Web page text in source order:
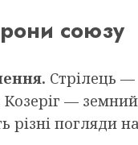
союзу
Стрілець —
— земний.
різні погляди